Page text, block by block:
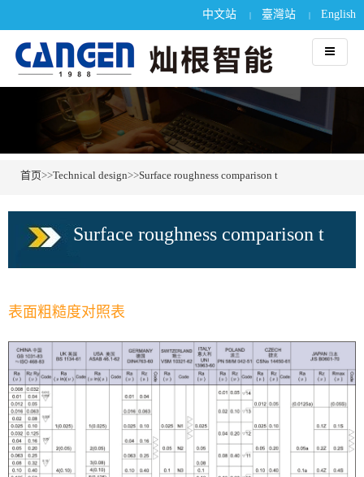
中文站 | 臺灣站 | English
首页>>Technical design>>Surface roughness comparison t
Surface roughness comparison t
表面粗糙度对照表